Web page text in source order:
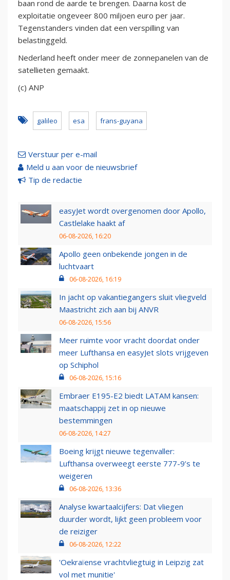
baan rond de aarde te brengen. Daarna kost de
exploitatie ongeveer 800 miljoen euro per jaar.
Tegenstanders vinden dat een verspilling van
belastinggeld.
Nederland heeft onder meer de zonnepanelen van de
satellieten gemaakt.
(c) ANP
galileo esa frans-guyana
Verstuur per e-mail
Meld u aan voor de nieuwsbrief
Tip de redactie
easyJet wordt overgenomen door Apollo,
Castlelake haakt af
06-08-2026, 16:20
Apollo geen onbekende jongen in de
luchtvaart
06-08-2026, 16:19
In jacht op vakantiegangers sluit vliegveld
Maastricht zich aan bij ANVR
06-08-2026, 15:56
Meer ruimte voor vracht doordat onder
meer Lufthansa en easyJet slots vrijgeven
op Schiphol
06-08-2026, 15:16
Embraer E195-E2 biedt LATAM kansen:
maatschappij zet in op nieuwe
bestemmingen
06-08-2026, 14:27
Boeing krijgt nieuwe tegenvaller:
Lufthansa overweegt eerste 777-9’s te
weigeren
06-08-2026, 13:36
Analyse kwartaalcijfers: Dat vliegen
duurder wordt, lijkt geen probleem voor
de reiziger
06-08-2026, 12:22
'Oekraïense vrachtvliegtuig in Leipzig zat
vol met munitie'